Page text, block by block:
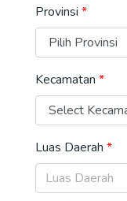
Provinsi
Kecamatan
Luas Daerah